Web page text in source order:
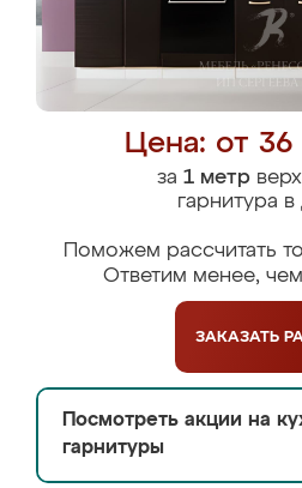
Цена: от
за 1 метр
гарнитура в
Поможем рассчитать
Ответим менее,
ЗАКАЗАТЬ
Посмотреть акции на
гарнитуры